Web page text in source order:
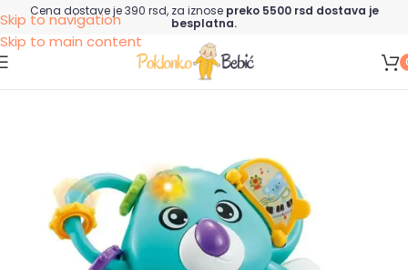
Skip to navigation
Skip to main content
Cena dostave je 390 rsd, za iznose preko 5500 rsd dostava je
besplatna.